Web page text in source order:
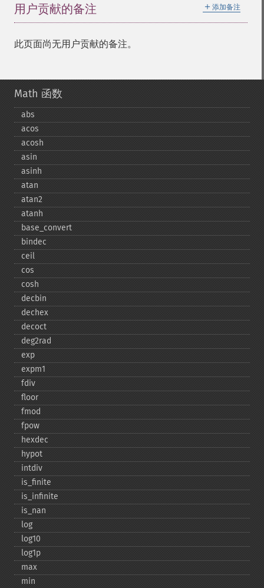
＋ 添加备注
用户贡献的备注
此页面尚无用户贡献的备注。
Math 函数
abs
acos
acosh
asin
asinh
atan
atan2
atanh
base_​convert
bindec
ceil
cos
cosh
decbin
dechex
decoct
deg2rad
exp
expm1
fdiv
floor
fmod
fpow
hexdec
hypot
intdiv
is_​finite
is_​infinite
is_​nan
log
log10
log1p
max
min